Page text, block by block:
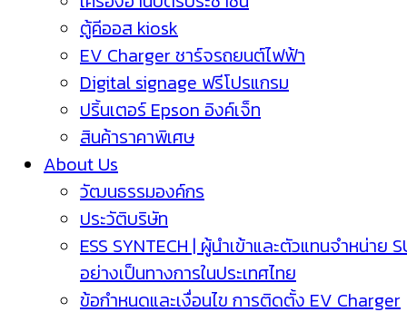
ตู้คีออส kiosk
EV Charger ชาร์จรถยนต์ไฟฟ้า
Digital signage ฟรีโปรแกรม
ปริ้นเตอร์ Epson อิงค์เจ็ท
สินค้าราคาพิเศษ
About Us
วัฒนธรรมองค์กร
ประวัติบริษัท
ESS SYNTECH | ผู้นำเข้าและตัวแทนจำหน่าย
อย่างเป็นทางการในประเทศไทย
ข้อกำหนดและเงื่อนไข การติดตั้ง EV Charger